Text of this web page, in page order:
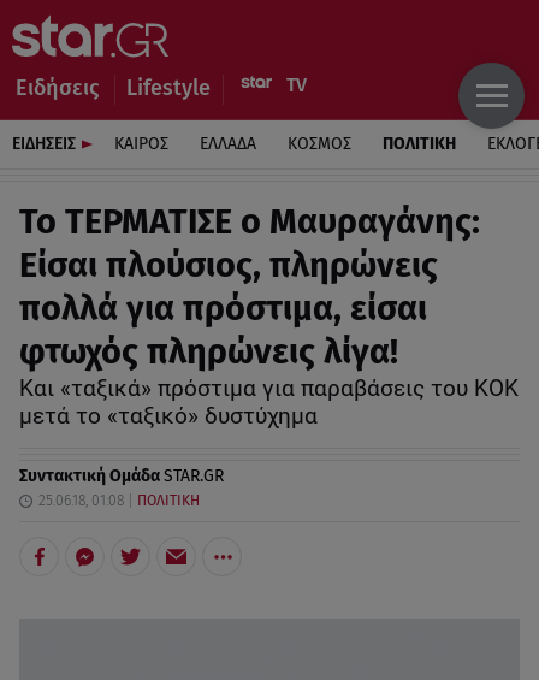
Ειδήσεις Lifestyle
ΕΙΔΗΣΕΙΣ ΚΑΙΡΟΣ ΕΛΛΑΔΑ ΚΟΣΜΟΣ ΠΟΛΙΤΙΚΗ
Το ΤΕΡΜΑΤΙΣΕ ο Μαυραγάνης:
Είσαι πλούσιος, πληρώνεις
πολλά για πρόστιμα, είσαι
φτωχός πληρώνεις λίγα!
Και «ταξικά» πρόστιμα για παραβάσεις του ΚΟΚ
μετά το «ταξικό» δυστύχημα
Συντακτική ΟμάδαSTAR.GR
25.06.18, 01:08 ΠΟΛΙΤΙΚΗ